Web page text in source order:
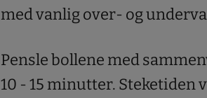
med vanlig over- og
Pensle bollene med
10 - 15 minutter. Steketiden